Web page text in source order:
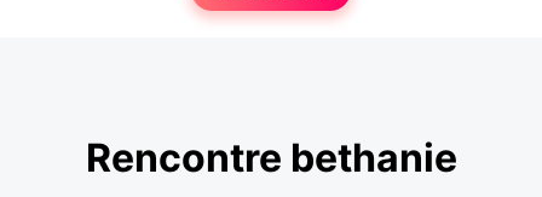
Rencontre bethanie